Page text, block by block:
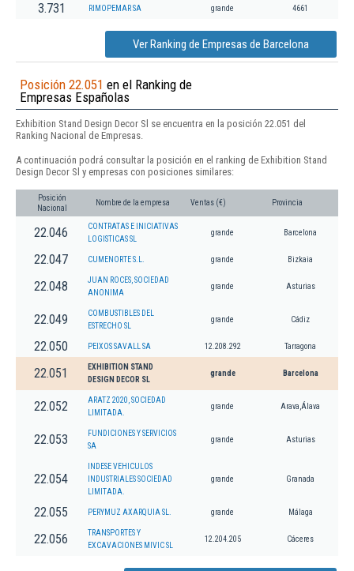
3.731 RIMOPEMAR SA grande 4661
Ver Ranking de Empresas de Barcelona
Posición 22.051 en el Ranking de
Empresas Españolas
Exhibition Stand Design Decor Sl se encuentra en la posición 22.051 del
Ranking Nacional de Empresas.
A continuación podrá consultar la posición en el ranking de Exhibition Stand
Design Decor Sl y empresas con posiciones similares:
Posición
Nacional
Nombre de la empresa Ventas (€) Provincia
22.046
CONTRATAS E INICIATIVAS
LOGISTICAS SL
grande Barcelona
22.047 CUMENORTE S.L. grande Bizkaia
22.048
JUAN ROCES, SOCIEDAD
ANONIMA
grande Asturias
22.049
COMBUSTIBLES DEL
ESTRECHO SL
grande Cádiz
22.050 PEIXOS SAVALL SA 12.208.292 Tarragona
22.051
EXHIBITION STAND
DESIGN DECOR SL
grande Barcelona
22.052
ARATZ 2020, SOCIEDAD
LIMITADA.
grande Arava,Álava
22.053
FUNDICIONES Y SERVICIOS
SA
grande Asturias
22.054
INDESE VEHICULOS
INDUSTRIALES SOCIEDAD
LIMITADA.
grande Granada
22.055 PERYMUZ AXARQUIA SL. grande Málaga
22.056
TRANSPORTES Y
EXCAVACIONES MIVIC SL
12.204.205 Cáceres